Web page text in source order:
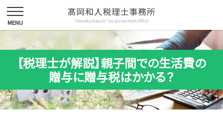
【税理士が解説】親子間での生活費の
贈与に贈与税はかかる？